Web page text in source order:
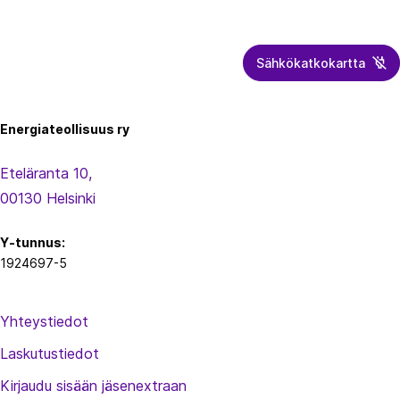
Sähkökatkokartta
Energiateollisuus ry
Eteläranta 10,
00130 Helsinki
Y-tunnus:
1924697-5
Yhteystiedot
Laskutustiedot
Kirjaudu sisään jäsenextraan